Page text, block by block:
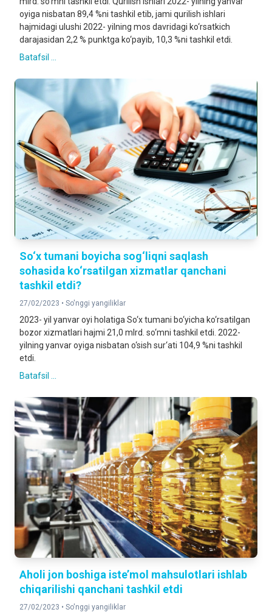
oyiga nisbatan 89,4 %ni tashkil etib, jami qurilish ishlari
hajmidagi ulushi 2022- yilning mos davridagi ko‘rsatkich
darajasidan 2,2 % punktga ko‘payib, 10,3 %ni tashkil etdi.
Batafsil ...
So‘x tumani boyicha sog‘liqni saqlash
sohasida ko‘rsatilgan xizmatlar qanchani
tashkil etdi?
27/02/2023 • So'nggi yangiliklar
2023- yil yanvar oyi holatiga So‘x tumani bo‘yicha ko‘rsatilgan
bozor xizmatlari hajmi 21,0 mlrd. so‘mni tashkil etdi. 2022-
yilning yanvar oyiga nisbatan o‘sish sur‘ati 104,9 %ni tashkil
etdi.
Batafsil ...
Aholi jon boshiga iste’mol mahsulotlari ishlab
chiqarilishi qanchani tashkil etdi
27/02/2023 • So'nggi yangiliklar